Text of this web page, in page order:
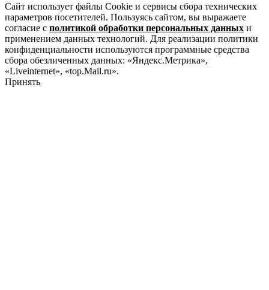
Сайт использует файлы Cookie и сервисы сбора технических
параметров посетителей. Пользуясь сайтом, вы выражаете
согласие с политикой обработки персональных данных и
применением данных технологий. Для реализации политики
конфиденциальности используются программные средства
сбора обезличенных данных: «Яндекс.Метрика»,
«Liveinternet», «top.Mail.ru».
Принять